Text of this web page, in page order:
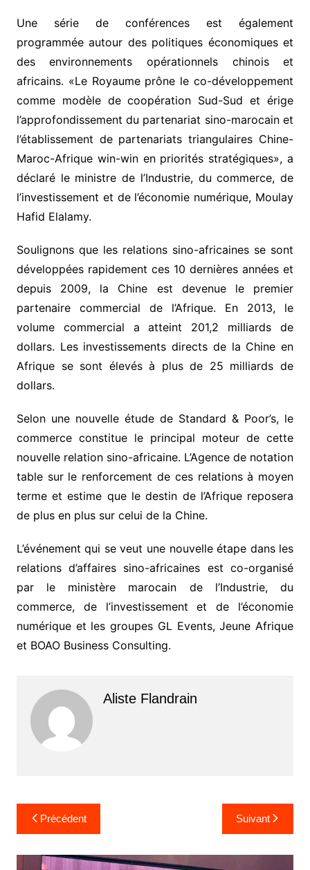
Une série de conférences est également
programmée autour des politiques économiques et
des environnements opérationnels chinois et
africains. «Le Royaume prône le co-développement
comme modèle de coopération Sud-Sud et érige
l’approfondissement du partenariat sino-marocain et
l’établissement de partenariats triangulaires Chine-
Maroc-Afrique win-win en priorités stratégiques», a
déclaré le ministre de l’Industrie, du commerce, de
l’investissement et de l’économie numérique, Moulay
Hafid Elalamy.
Soulignons que les relations sino-africaines se sont
développées rapidement ces 10 dernières années et
depuis 2009, la Chine est devenue le premier
partenaire commercial de l’Afrique. En 2013, le
volume commercial a atteint 201,2 milliards de
dollars. Les investissements directs de la Chine en
Afrique se sont élevés à plus de 25 milliards de
dollars.
Selon une nouvelle étude de Standard & Poor’s, le
commerce constitue le principal moteur de cette
nouvelle relation sino-africaine. L’Agence de notation
table sur le renforcement de ces relations à moyen
terme et estime que le destin de l’Afrique reposera
de plus en plus sur celui de la Chine.
L’événement qui se veut une nouvelle étape dans les
relations d’affaires sino-africaines est co-organisé
par le ministère marocain de l’Industrie, du
commerce, de l’investissement et de l’économie
numérique et les groupes GL Events, Jeune Afrique
et BOAO Business Consulting.
Aliste Flandrain
Navigation
de
l’article
Précédent Suivant